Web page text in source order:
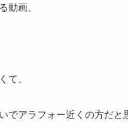
動画、
て、
でアラフォー近くの方だと